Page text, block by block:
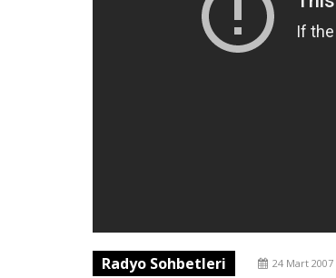
Radyo Sohbetleri 24 Mart 2007